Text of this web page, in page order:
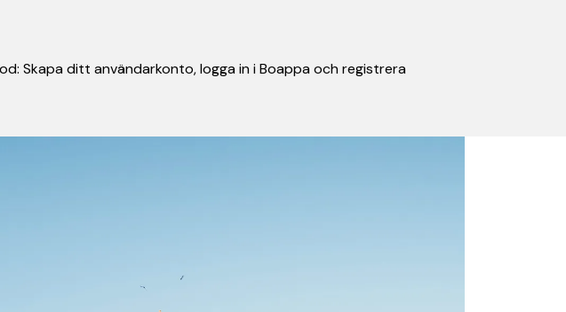
Skapa ditt användarkonto, logga in i Boappa och registrera